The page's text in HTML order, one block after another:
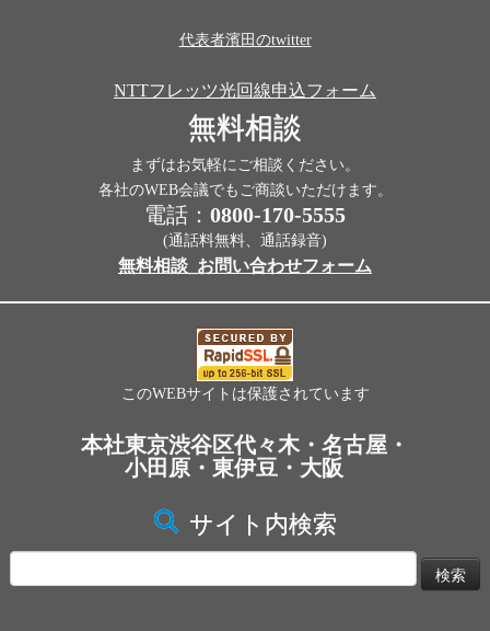
代表者濱田のtwitter
NTTフレッツ光回線申込フォーム
無料相談
まずはお気軽にご相談ください。
各社のWEB会議でもご商談いただけます。
電話： 0800-170-5555
(通話料無料、通話録音)
無料相談_お問い合わせフォーム
このWEBサイトは保護されています
本社東京渋谷区代々木・名古屋・
小田原・東伊豆・大阪
サイト内検索
索: